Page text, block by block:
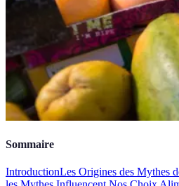
Sommaire
IntroductionLes Origines des Mythes